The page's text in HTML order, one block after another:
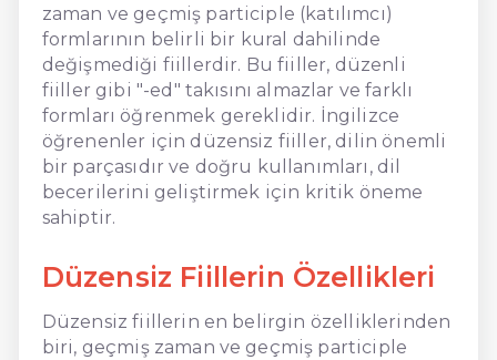
zaman ve geçmiş participle (katılımcı)
formlarının belirli bir kural dahilinde
değişmediği fiillerdir. Bu fiiller, düzenli
fiiller gibi "-ed" takısını almazlar ve farklı
formları öğrenmek gereklidir. İngilizce
öğrenenler için düzensiz fiiller, dilin önemli
bir parçasıdır ve doğru kullanımları, dil
becerilerini geliştirmek için kritik öneme
sahiptir.
Düzensiz Fiillerin Özellikleri
Düzensiz fiillerin en belirgin özelliklerinden
biri, geçmiş zaman ve geçmiş participle